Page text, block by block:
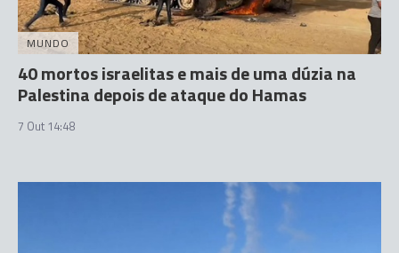
MUNDO
40 mortos israelitas e mais de uma dúzia na
Palestina depois de ataque do Hamas
7 Out 14:48